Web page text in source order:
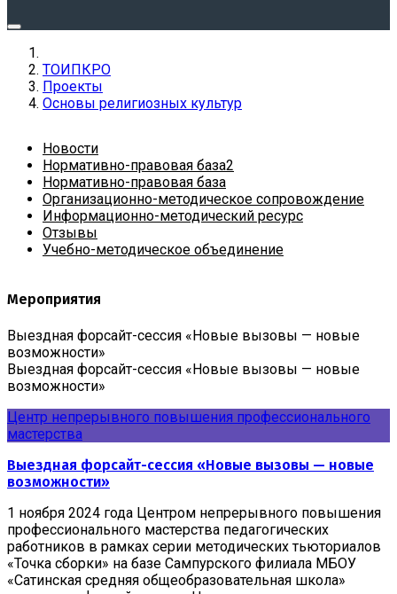
ТОИПКРО
Проекты
Основы религиозных культур
Новости
Нормативно-правовая база2
Нормативно-правовая база
Организационно-методическое сопровождение
Информационно-методический ресурс
Отзывы
Учебно-методическое объединение
Мероприятия
Выездная форсайт-сессия «Новые вызовы — новые
возможности»
Выездная форсайт-сессия «Новые вызовы — новые
возможности»
Центр непрерывного повышения профессионального
мастерства
Выездная форсайт-сессия «Новые вызовы — новые
возможности»
1 ноября 2024 года Центром непрерывного повышения
профессионального мастерства педагогических
работников в рамках серии методических тьюториалов
«Точка сборки» на базе Сампурского филиала МБОУ
«Сатинская средняя общеобразовательная школа»